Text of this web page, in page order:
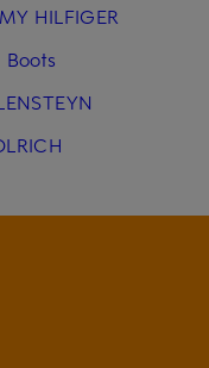
HILFIGER
Boots